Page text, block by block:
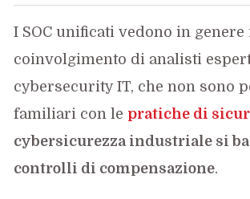
I SOC unificati vedono in genere
coinvolgimento di analisti
cybersecurity IT, che non sono
familiari con le pratiche di
cybersicurezza industriale si
controlli di compensazione.